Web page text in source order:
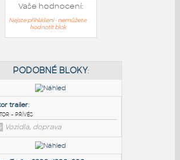
Vaše hodnocení:
Nejste přihlášeni - nemůžete
hodnotit blok
PODOBNÉ BLOKY: